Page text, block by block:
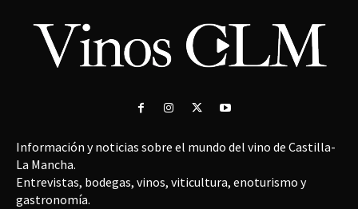
Información y noticias sobre el mundo del vino de Castilla-
La Mancha.
Entrevistas, bodegas, vinos, viticultura, enoturismo y
gastronomía.